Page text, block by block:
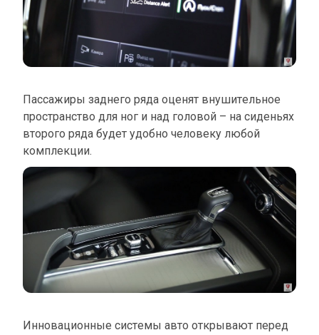
Пассажиры заднего ряда оценят внушительное
пространство для ног и над головой – на сиденьях
второго ряда будет удобно человеку любой
комплекции.
Инновационные системы авто открывают перед